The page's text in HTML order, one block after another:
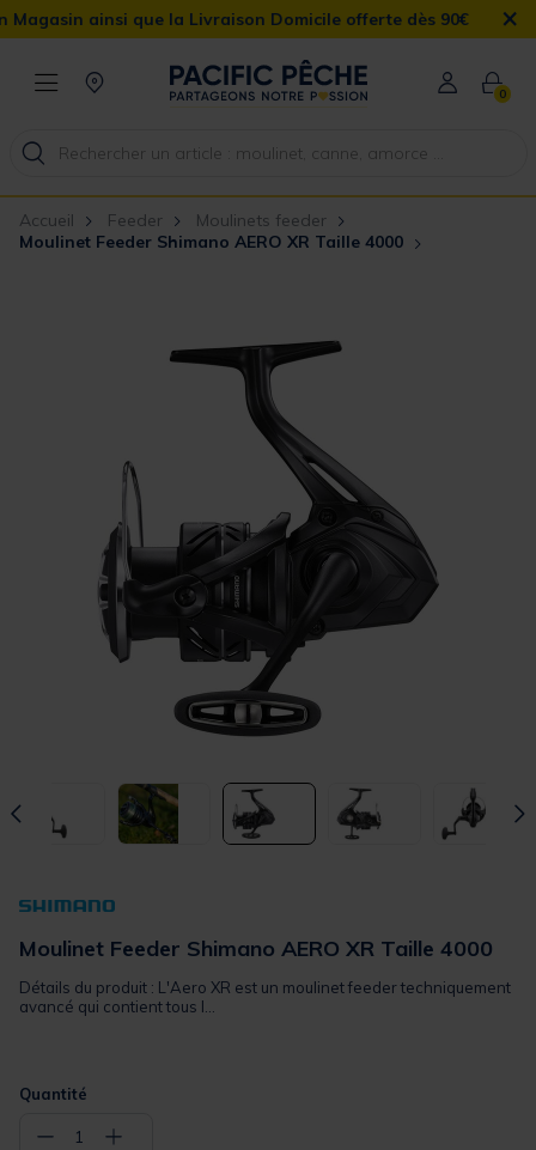
ainsi que la Livraison Domicile offerte dès 90€ ×
0
Accueil Feeder
Moulinets feeder
Moulinet Feeder Shimano AERO XR Taille 4000
Moulinet Feeder Shimano AERO XR Taille 4000
Détails du produit : L'Aero XR est un moulinet feeder techniquement
avancé qui contient tous l...
Quantité
− 1 +